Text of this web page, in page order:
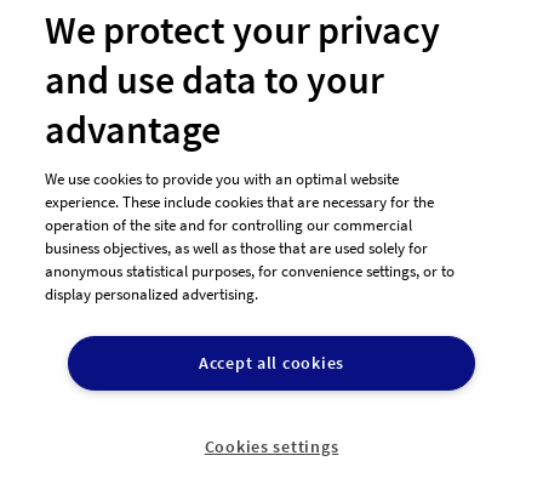
Unsere Zahlungsarten
AGB Dienstleister
Datenschutz
Impressum
We protect your privacy
and use data to your
advantage
We use cookies to provide you with an optimal website
experience. These include cookies that are necessary for the
operation of the site and for controlling our commercial
business objectives, as well as those that are used solely for
anonymous statistical purposes, for convenience settings, or to
display personalized advertising.
Accept all cookies
Cookies settings